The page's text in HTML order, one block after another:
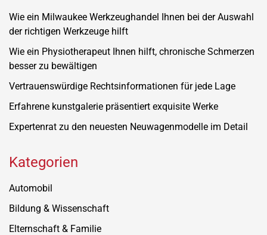
Wie ein Milwaukee Werkzeughandel Ihnen bei der Auswahl
der richtigen Werkzeuge hilft
Wie ein Physiotherapeut Ihnen hilft, chronische Schmerzen
besser zu bewältigen
Vertrauenswürdige Rechtsinformationen für jede Lage
Erfahrene kunstgalerie präsentiert exquisite Werke
Expertenrat zu den neuesten Neuwagenmodelle im Detail
Kategorien
Automobil
Bildung & Wissenschaft
Elternschaft & Familie